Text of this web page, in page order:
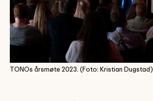
TONOs årsmøte 2023. (Foto: Kristian Dugstad)